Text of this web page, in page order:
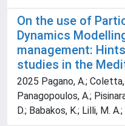
On the use of
Dynamics
management:
studies in the
2025 Pagano, A.;
Panagopoulos, A.;
D.; Babakos, K.; Lilli, M.